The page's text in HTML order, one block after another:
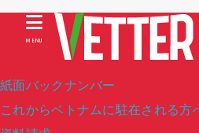
紙面バックナンバー
これからベトナムに駐在される方
MENU